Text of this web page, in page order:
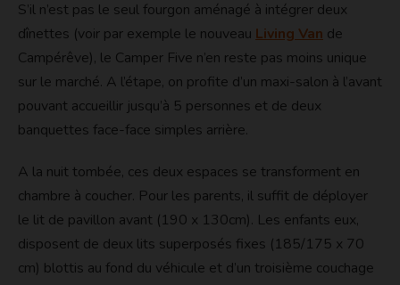
S’il n’est pas le seul fourgon aménagé à intégrer deux
dînettes (voir par exemple le nouveau Living Van de
Campérêve), le Camper Five n’en reste pas moins unique
sur le marché. A l’étape, on profite d’un maxi-salon à l’avant
pouvant accueillir jusqu’à 5 personnes et de deux
banquettes face-face simples arrière.
A la nuit tombée, ces deux espaces se transforment en
chambre à coucher. Pour les parents, il suffit de déployer
le lit de pavillon avant (190 x 130cm). Les enfants eux,
disposent de deux lits superposés fixes (185/175 x 70
cm) blottis au fond du véhicule et d’un troisième couchage